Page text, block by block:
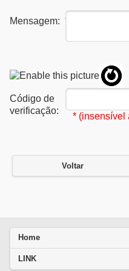
Mensagem: *
Código de
verificação:
* (insensível
Voltar
Home
LINK